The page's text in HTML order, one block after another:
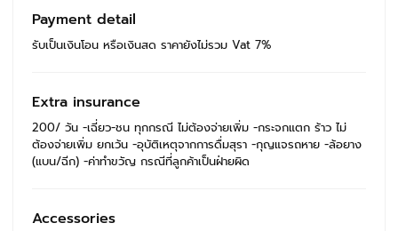
Payment detail
รับเป็นเงินโอน หรือเงินสด ราคายังไม่รวม Vat 7%
Extra insurance
200/ วัน -เฉี่ยว-ชน ทุกกรณี ไม่ต้องจ่ายเพิ่ม -กระจกแตก ร้าว ไม่
ต้องจ่ายเพิ่ม ยกเว้น -อุบัติเหตุจากการดื่มสุรา -กุญแจรถหาย -ล้อยาง
(แบน/ฉีก) -ค่าทำขวัญ กรณีที่ลูกค้าเป็นฝ่ายผิด
Accessories